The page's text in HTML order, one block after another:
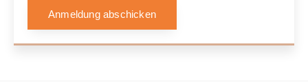
Anmeldung abschicken